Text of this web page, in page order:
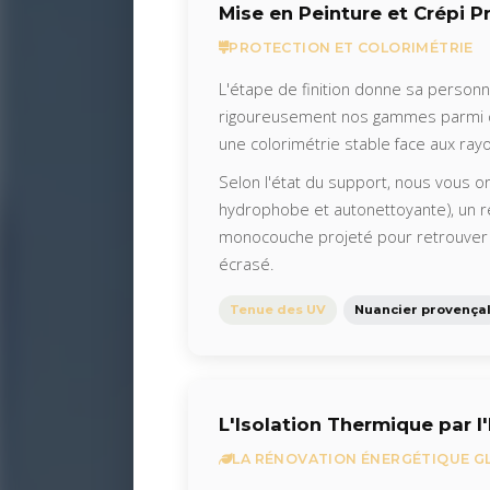
Mise en Peinture et Crépi
PROTECTION ET COLORIMÉTRIE
L'étape de finition donne sa
rigoureusement nos gammes
une colorimétrie stable face aux
Selon l'état du support, nous vous
hydrophobe et autonettoyante), un
monocouche projeté pour
écrasé.
Tenue des UV Nuancier provençal
L'Isolation Thermique par
LA RÉNOVATION ÉNERGÉTIQUE